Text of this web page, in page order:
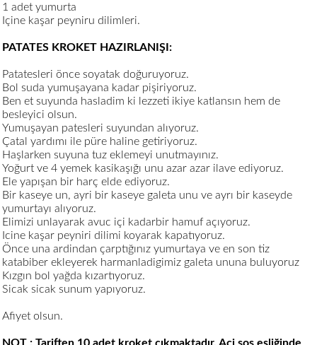
1 adet yumurta
Içine kaşar peyniru dilimleri.
PATATES KROKET HAZIRLANIŞI:
Patatesleri önce soyatak doğuruyoruz.
Bol suda yumuşayana kadar pişiriyoruz.
Ben et suyunda hasladim ki lezzeti ikiye katlansın hem de
besleyici olsun.
Yumuşayan patesleri suyundan alıyoruz.
Çatal yardımı ile püre haline getiriyoruz.
Haşlarken suyuna tuz eklemeyi unutmayınız.
Yoğurt ve 4 yemek kasikaşığı unu azar azar ilave ediyoruz.
Ele yapışan bir harç elde ediyoruz.
Bir kaseye un, ayri bir kaseye galeta unu ve ayrı bir kaseyde
yumurtayı alıyoruz.
Elimizi unlayarak avuc içi kadarbir hamuf açıyoruz.
Icine kaşar peyniri dilimi koyarak kapatıyoruz.
Önce una ardindan çarptığınız yumurtaya ve en son tiz
katabiber ekleyerek harmanladigimiz galeta ununa buluyoruz
Kızgın bol yağda kızartıyoruz.
Sicak sicak sunum yapıyoruz.
Afiyet olsun.
NOT : Tariften 10 adet kroket çıkmaktadır. Aci sos eşliğinde